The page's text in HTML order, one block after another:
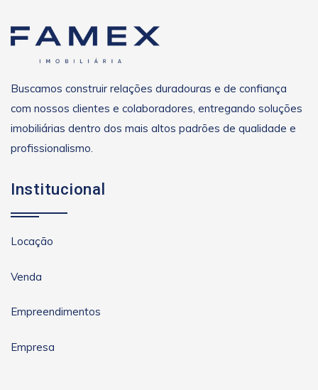
Buscamos construir relações duradouras e de confiança
com nossos clientes e colaboradores, entregando soluções
imobiliárias dentro dos mais altos padrões de qualidade e
profissionalismo.
Institucional
Locação
Venda
Empreendimentos
Empresa